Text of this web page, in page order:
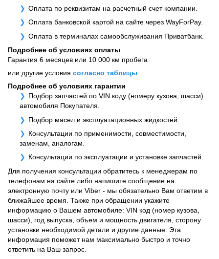
Оплата по реквизитам на расчетный счет компании.
Оплата банковской картой на сайте через WayForPay.
Оплата в терминалах самообслуживания Приватбанк.
Подробнее об условиях оплаты
Гарантия 6 месяцев или 10 000 км пробега
или другие условия согласно таблицы
Подробнее об условиях гарантии
Подбор запчастей по VIN коду (номеру кузова, шасси)
автомобиля Покупателя.
Подбор масел и эксплуатационных жидкостей.
Консультации по применимости, совместимости,
заменам, аналогам.
Консультации по эксплуатации и установке запчастей.
Для получения консультации обратитесь к менеджерам по
телефонам на сайте либо напишите сообщение на
электронную почту или Viber - мы обязательно Вам ответим в
ближайшее время. Также при обращении укажите
информацию о Вашем автомобиле: VIN код (номер кузова,
шасси), год выпуска, объем и мощность двигателя, сторону
установки необходимой детали и другие данные. Эта
информация поможет нам максимально быстро и точно
ответить на Ваш запрос.